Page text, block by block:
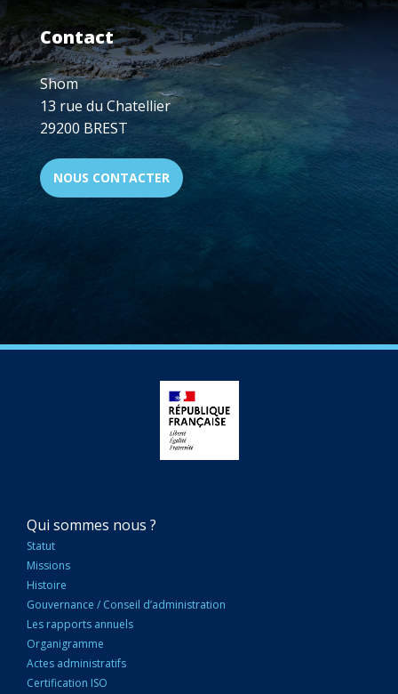
Contact
Shom
13 rue du Chatellier
29200 BREST
NOUS CONTACTER
NAVIGATION
PRINCIPALE
Qui sommes nous ?
Statut
Missions
Histoire
Gouvernance / Conseil d’administration
Les rapports annuels
Organigramme
Actes administratifs
Certification ISO